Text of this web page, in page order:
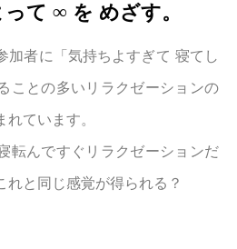
って ∞ を めざす。
加者に「気持ちよすぎて 寝てし
ことの多いリラクゼーションの
ています。
転んですぐリラクゼーションだ
れと同じ感覚が得られる？